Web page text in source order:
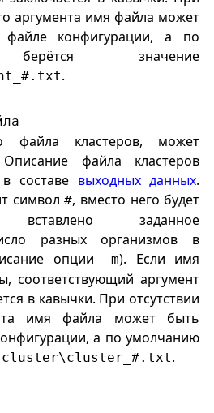
аргумента имя файла может
конфигурации, а по
значение
.
файла кластеров, может
файла кластеров
составе выходных данных.
символ#, вместо него будет
вставлено заданное
разных организмов в
опции
-m). Если имя
соответствующий аргумент
в кавычки. При отсутствии
имя файла может быть
а по умолчанию
cluster\cluster_#.txt.